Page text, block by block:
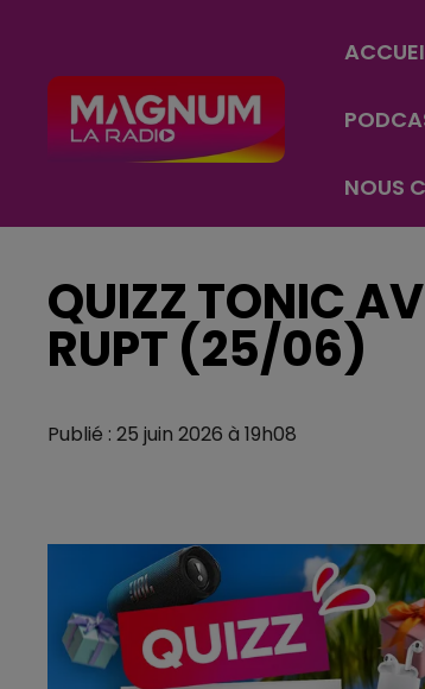
NOUS
QUIZZ TONIC
RUPT (25/06)
Publié : 25 juin 2026 à 19h08